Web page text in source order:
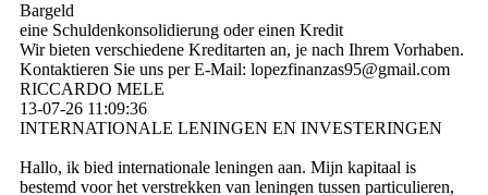
Bargeld
eine Schuldenkonsolidierung oder einen Kredit
Wir bieten verschiedene Kreditarten an, je nach Ihrem Vorhaben.
Kontaktieren Sie uns per E-Mail: lopezfinanzas95@­gmail.­com
RICCARDO MELE
13-07-26 11:09:36
INTERNATIONALE LENINGEN EN INVESTERINGEN
Hallo, ik bied internationale leningen aan. Mijn kapitaal is
bestemd voor het verstrekken van leningen tussen particulieren,